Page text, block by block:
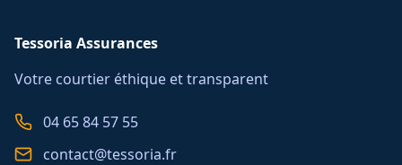
Tessoria Assurances
Votre courtier éthique et transparent
04 65 84 57 55
contact@tessoria.fr